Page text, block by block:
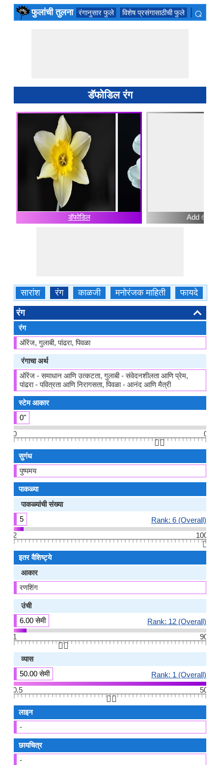
फुलांची तुलना रंगानुसार फुले विशेष प्रसंगासाठीची फुले सुवासिक
⌕
डॅफोडिल रंग
डॅफोडिल Add ⊕
सारांश रंग काळजी मनोरंजक माहिती फायदे
रंग
रंग
ऑरेंज, गुलाबी, पांढरा, पिवळा
रंगाचा अर्थ
ऑरेंज - समाधान आणि उत्कटता, गुलाबी - संवेदनशीलता आणि प्रेम,
पांढरा - पवित्रता आणि निरागसता, पिवळा - आनंद आणि मैत्री
स्टेम आकार
0"
0
0
👆🏻
सुगंध
पुष्पमय
पाकळ्या
पाकळ्यांची संख्या
5
Rank: 6 (Overall)
2
100
👆🏻
इतर वैशिष्ट्ये
आकार
रणशिंग
उंची
6.00 सेमी
Rank: 12 (Overall)
1
90
👆🏻
व्यास
50.00 सेमी
Rank: 1 (Overall)
0.5
50
👆🏻
लाइन
-
छायचित्र
-